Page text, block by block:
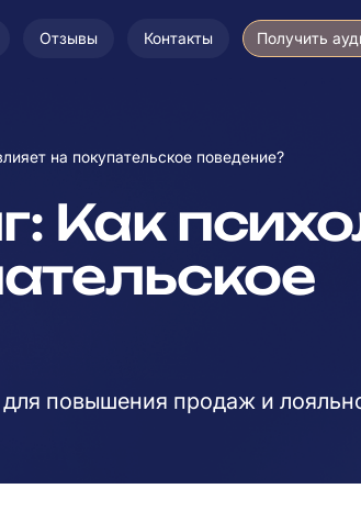
Отзывы Контакты Получить
на покупательское поведение?
Как
повышения продаж и